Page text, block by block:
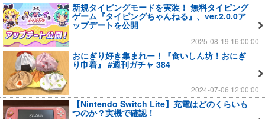
新規タイピングモードを実装！ 無料タイピング
ゲーム『タイピングちゃんねる』、ver.2.0.0ア
ップデートを公開
2025-08-19 16:00:00
おにぎり好き集まれー！『食いしん坊！おにぎ
り巾着』 #週刊ガチャ 384
2024-07-06 12:00:00
【Nintendo Switch Lite】充電はどのくらいも
つのか？実機で確認！